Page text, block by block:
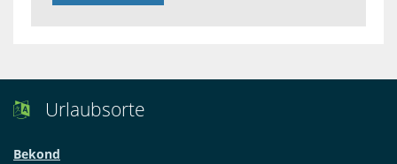
 Urlaubsorte
Bekond